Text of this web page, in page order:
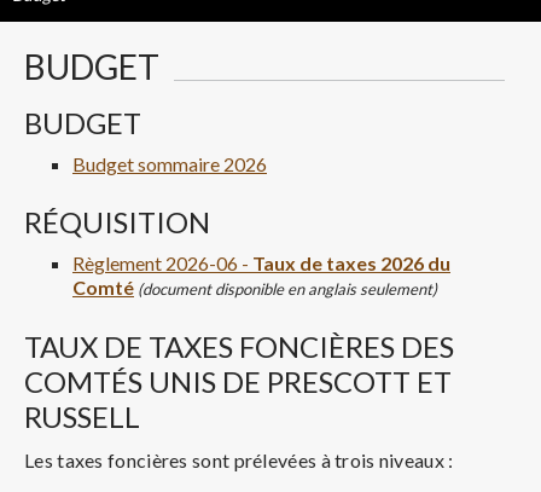
BUDGET
BUDGET
Budget sommaire 2026
RÉQUISITION
Règlement 2026-06 - Taux de taxes 2026 du
Comté (document disponible en anglais seulement)
TAUX DE TAXES FONCIÈRES DES
COMTÉS UNIS DE PRESCOTT ET
RUSSELL
Les taxes foncières sont prélevées à trois niveaux :